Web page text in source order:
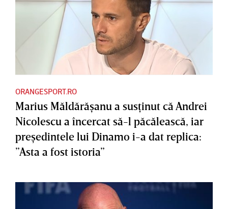
ORANGESPORT.RO
Marius Măldărăşanu a susţinut că Andrei
Nicolescu a încercat să-l păcălească, iar
preşedintele lui Dinamo i-a dat replica:
”Asta a fost istoria”